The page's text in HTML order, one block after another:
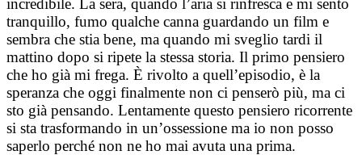
tranquillo, fumo qualche canna guardando un film e
sembra che stia bene, ma quando mi sveglio tardi il
mattino dopo si ripete la stessa storia. Il primo pensiero
che ho già mi frega. È rivolto a quell’episodio, è la
speranza che oggi finalmente non ci penserò più, ma ci
sto già pensando. Lentamente questo pensiero ricorrente
si sta trasformando in un’ossessione ma io non posso
saperlo perché non ne ho mai avuta una prima.